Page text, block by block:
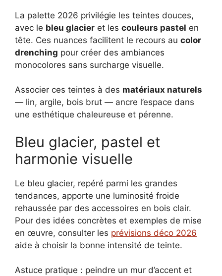
La palette 2026 privilégie les teintes douces,
avec le bleu glacier et les couleurs pastel en
tête. Ces nuances facilitent le recours au color
drenching pour créer des ambiances
monocolores sans surcharge visuelle.
Associer ces teintes à des matériaux naturels
— lin, argile, bois brut — ancre l’espace dans
une esthétique chaleureuse et pérenne.
Bleu glacier, pastel et
harmonie visuelle
Le bleu glacier, repéré parmi les grandes
tendances, apporte une luminosité froide
rehaussée par des accessoires en bois clair.
Pour des idées concrètes et exemples de mise
en œuvre, consulter les prévisions déco 2026
aide à choisir la bonne intensité de teinte.
Astuce pratique : peindre un mur d’accent et